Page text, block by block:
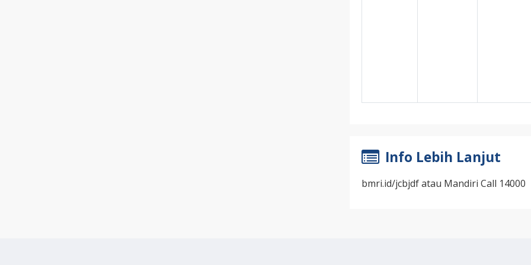
Info Lebih Lanjut
bmri.id/jcbjdf atau Mandiri Call 14000